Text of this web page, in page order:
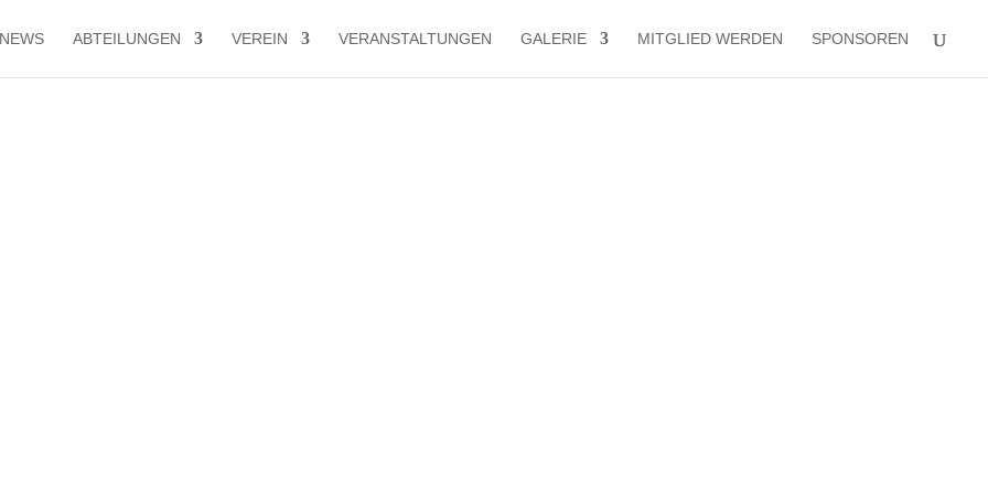
NEWS ABTEILUNGEN VEREIN VERANSTALTUNGEN GALERIE MITGLIED WERDEN SPONSOREN